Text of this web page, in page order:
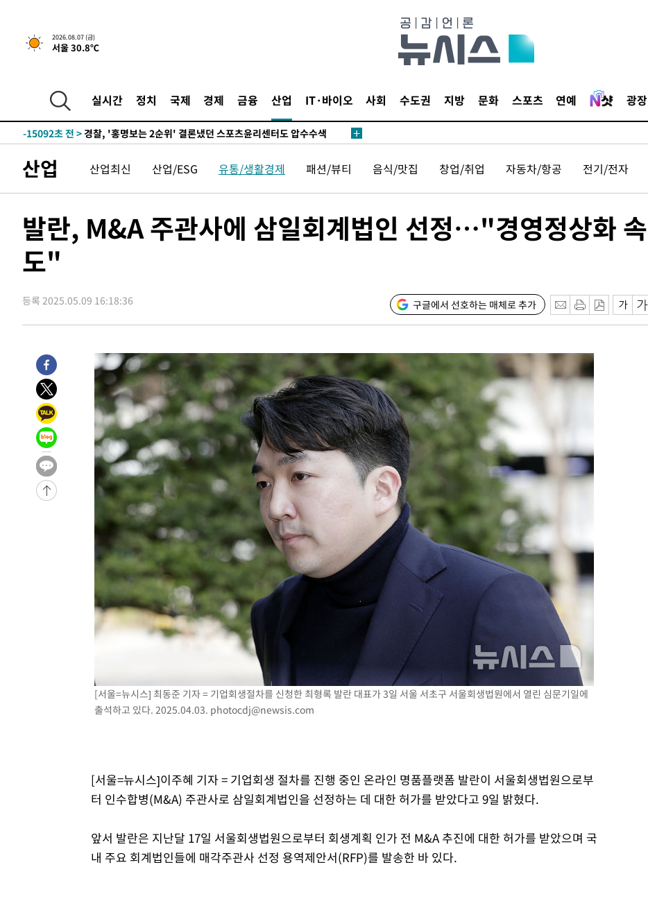
2026.08.07 (금)
서울 30.8℃
실시간 정치 국제 경제 금융 산업 IT·바이오 사회 수도권 지방 문화 스포츠 연예 광장
5시간 전 >내일까지 39도 '펄펄'…기상청 "태풍 지나며 폭염 잠시 꺾인다"
-17614초 전 >
[속보] 뉴욕증시, 혼조 출발…나스닥 0.3%↓, 다우 0.14%↑
-16407초 전 >
-15092초 전 >경찰, '홍명보는 2순위' 결론냈던 스포츠윤리센터도 압수수색
-436초 전 >
日방위성, 北이 동해로 쏜 발사체는 탄도미사일 가능성
18분 전 >[속보] SKT, 에이닷 서비스 장애 발생…"원인 파악 중"
38분 전 >'낮 최고 39도' 불볕더위…한밤 열대야도 계속[내일날씨]
39분 전 >
45분 전 >
50분 전 >서울 낮 37.9도, 올여름 최고치 경신…영등포 순간 '40도'
58분 전 >[속보]종합특검, 대검 추가 압수수색…내란 중요임무종사 혐의
2시간 전 >
[속보]코스피, 301.88포인트(4.58%) 내린 6296.38 마감
2시간 전 >
[속보]원·달러 환율, 0.7원 내린 1423.8원 마감
2시간 전 >
"여기 떨어졌다"…다누리, 스페이스X 로켓 달 충돌 흔적 포착
3시간 전 >
손흥민, 5경기 연속골 실패…LAFC는 승부차기 끝 과달라하라 격파
5시간 전 >
내일까지 39도 '펄펄'…기상청 "태풍 지나며 폭염 잠시 꺾인다"
-18178초 전 >
'월드컵 탈락 후폭풍' 축구협회…11시간 걸린 초유의 압수수색(종
-17614초 전 >
[속보] 뉴욕증시, 혼조 출발…나스닥 0.3%↓, 다우 0.14%↑
-16407초 전 >
축구협회, 15년 전 심판 성 접대 파문에 "현재는 내부 지침 준수"
경찰, '홍명보는 2순위' 결론냈던 스포츠윤리센터도 압수수색
[속보]합참 "北 발사체는 단거리탄도미사일…감시·경계태세 강화"
日방위성, 北이 동해로 쏜 발사체는 탄도미사일 가능성
[속보] SKT, 에이닷 서비스 장애 발생…"원인 파악 중"
[속보]합참 "북, 동해상으로 미상 발사체 발사"
'낮 최고 39도' 불볕더위…한밤 열대야도 계속[내일날씨]
[속보]7~9일 프로야구 3연전도 폭염 취소…11일 재개
"韓 외환시장 개입 관측 배경엔 美의 대한국 무역적자 있어"
'월드컵 탈락 후폭풍' 축구협회…초유의 압수수색에 '충격·당황'
서울 낮 37.9도, 올여름 최고치 경신…영등포 순간 '40도'
[속보]종합특검, 대검 추가 압수수색…내란 중요임무종사 혐의
[속보]원·달러 환율, 0.7원 내린 1423.8원 마감
"여기 떨어졌다"…다누리, 스페이스X 로켓 달 충돌 흔적 포착
내일까지 39도 '펄펄'…기상청 "태풍 지나며 폭염 잠시 꺾인다"
산업 산업최신 산업/ESG 유통/생활경제 패션/뷰티 음식/맛집 창업/취업 자동차/항공 전기/전자
발란, M&A 주관사에 삼일회계법인 선정…"경영정상화 속
도"
등록 2025.05.09 16:18:36 구글에서 선호하는 매체로 추가
[서울=뉴시스] 최동준 기자 = 기업회생절차를 신청한 최형록 발란 대표가 3일 서울 서초구 서울회생법원에서 열린 심문기일에
출석하고 있다. 2025.04.03. photocdj@newsis.com
[서울=뉴시스]이주혜 기자 = 기업회생 절차를 진행 중인 온라인 명품플랫폼 발란이 서울회생법원으로부
터 인수합병(M&A) 주관사로 삼일회계법인을 선정하는 데 대한 허가를 받았다고 9일 밝혔다.
앞서 발란은 지난달 17일 서울회생법원으로부터 회생계획 인가 전 M&A 추진에 대한 허가를 받았으며 국
내 주요 회계법인들에 매각주관사 선정 용역제안서(RFP)를 발송한 바 있다.